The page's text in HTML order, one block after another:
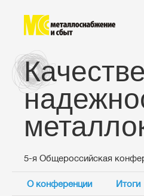
5-я Общероссийская
О конференции Итоги